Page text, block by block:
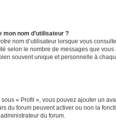
nom d’utilisateur ?
nom d’utilisateur lorsque vous
selon le nombre de messages que
souvent unique et personnelle à
« Profil », vous pouvez ajouter un
du forum peuvent activer ou non la
du forum.